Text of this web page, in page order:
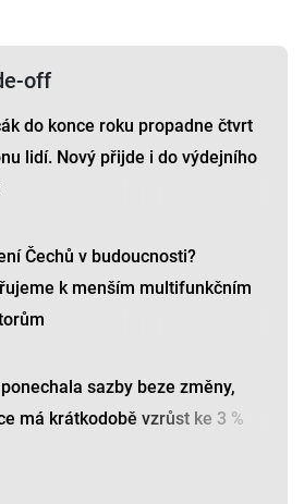
off
do konce roku propadne čtvrt
lidí. Nový přijde i do výdejního
Čechů v budoucnosti?
k menším multifunkčním
sazby beze změny,
má krátkodobě vzrůst ke 3 %